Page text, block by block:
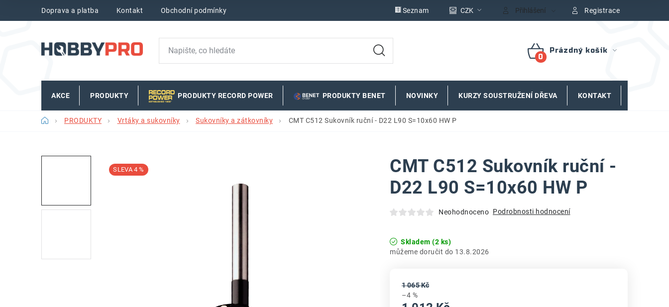
Doprava a platba Kontakt Obchodní podmínky Seznam CZK Přihlášení Registrace
NÁKUPNÍ
Prázdný košík
AKCE PRODUKTY PRODUKTY RECORD POWER PRODUKTY BENET NOVINKY KURZY SOUSTRUŽENÍ DŘEVA KONTAKT
DomůPRODUKTY Vrtáky a sukovníky Sukovníky a zátkovníky CMT C512 Sukovník ruční - D22 L90 S=10x60 HW P
CMT C512 Sukovník ruční -
D22 L90 S=10x60 HW P
Neohodnoceno Podrobnosti hodnocení
Skladem (2 ks)
13.8.2026
1 065 Kč
–4 %
4 %